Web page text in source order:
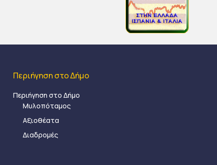
Περιήγηση στο Δήμο
Περιήγηση στο Δήμο
Μυλοπόταμος
Αξιοθέατα
Διαδρομές